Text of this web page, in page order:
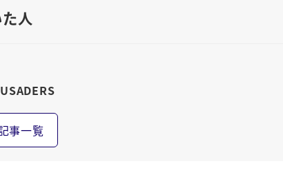
人
事一覧